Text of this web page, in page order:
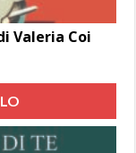
Valeria Coi